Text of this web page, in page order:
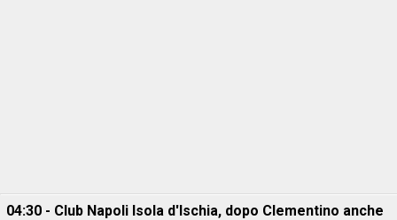
04:30 - Club Napoli Isola d'Ischia, dopo Clementino anche